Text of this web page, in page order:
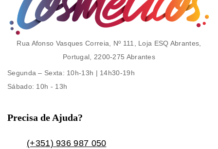
Rua Afonso Vasques Correia, Nº 111, Loja ESQ Abrantes,
Portugal, 2200-275 Abrantes
Segunda – Sexta: 10h-13h | 14h30-19h
Sábado: 10h - 13h
Precisa de Ajuda?
(+351) 936 987 050